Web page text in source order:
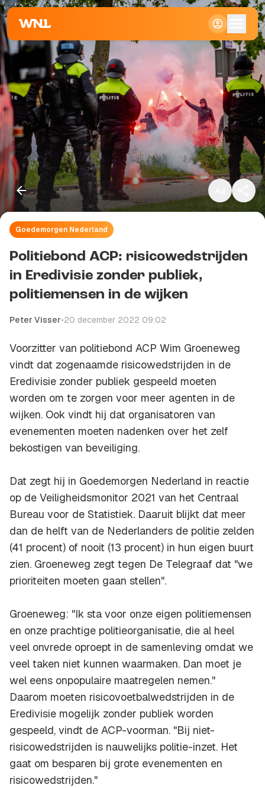
Klein
Standaard
Groot
Goedemorgen Nederland
Politiebond ACP: risicowedstrijden
in Eredivisie zonder publiek,
politiemensen in de wijken
Peter Visser•20 december 2022 09:02
Voorzitter van politiebond ACP Wim Groeneweg
vindt dat zogenaamde risicowedstrijden in de
Eredivisie zonder publiek gespeeld moeten
worden om te zorgen voor meer agenten in de
wijken. Ook vindt hij dat organisatoren van
evenementen moeten nadenken over het zelf
bekostigen van beveiliging.
Dat zegt hij in Goedemorgen Nederland in reactie
op de Veiligheidsmonitor 2021 van het Centraal
Bureau voor de Statistiek. Daaruit blijkt dat meer
dan de helft van de Nederlanders de politie zelden
(41 procent) of nooit (13 procent) in hun eigen buurt
zien. Groeneweg zegt tegen De Telegraaf dat "we
prioriteiten moeten gaan stellen".
Groeneweg: "Ik sta voor onze eigen politiemensen
en onze prachtige politieorganisatie, die al heel
veel onvrede oproept in de samenleving omdat we
veel taken niet kunnen waarmaken. Dan moet je
wel eens onpopulaire maatregelen nemen."
Daarom moeten risicovoetbalwedstrijden in de
Eredivisie mogelijk zonder publiek worden
gespeeld, vindt de ACP-voorman. "Bij niet-
risicowedstrijden is nauwelijks politie-inzet. Het
gaat om besparen bij grote evenementen en
risicowedstrijden."